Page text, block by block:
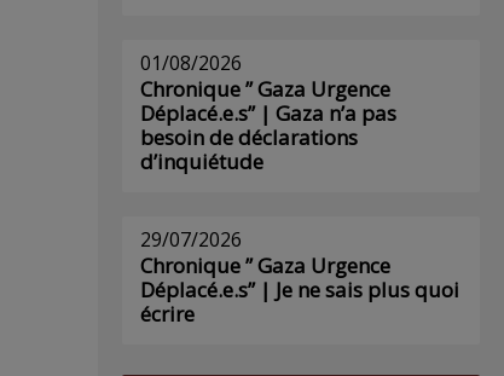
01/08/2026
Chronique ” Gaza Urgence
Déplacé.e.s” | Gaza n’a pas
besoin de déclarations
d’inquiétude
29/07/2026
Chronique ” Gaza Urgence
Déplacé.e.s” | Je ne sais plus quoi
écrire